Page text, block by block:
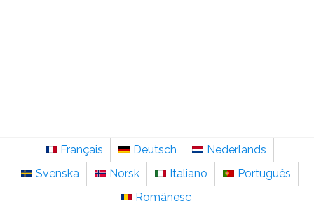
Français Deutsch
Nederlands
Svenska
Norsk Italiano
Português
Românesc